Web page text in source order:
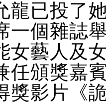
龍已投了
一個雜誌
女藝人及
任頒獎嘉
獎影片《